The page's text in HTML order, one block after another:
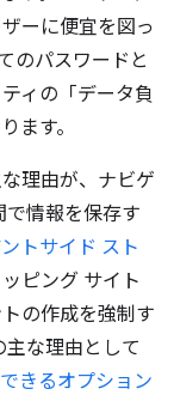
ーに便宜を図っ
のパスワードと
ィの「データ負
ます。
理由が、ナビゲ
情報を保存す
トサイド スト
ピング サイト
の作成を強制す
な理由として
きるオプション